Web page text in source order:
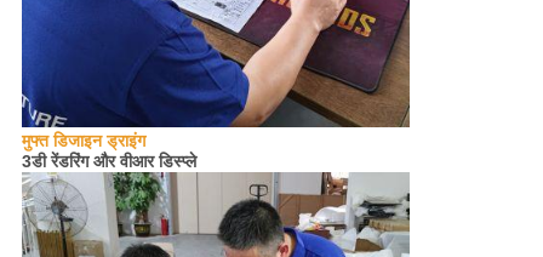
मुफ्त डिजाइन ड्राइंग
3डी रेंडरिंग और वीआर डिस्प्ले